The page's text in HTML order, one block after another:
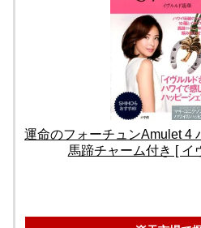
運命のフォーチュンAmulet 4
馬蹄チャーム付き [ イ